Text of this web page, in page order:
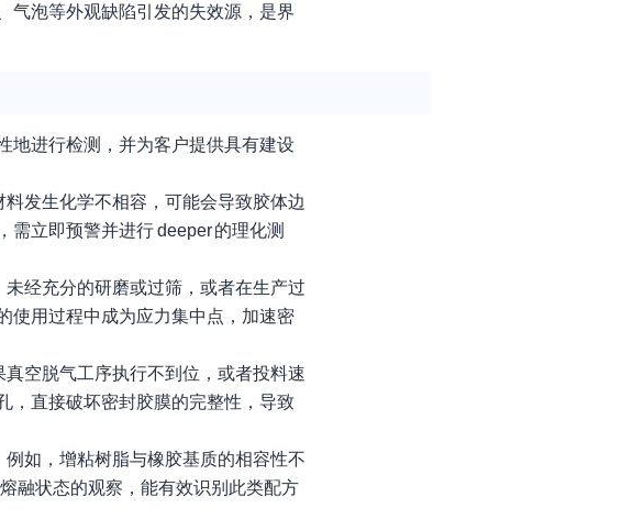
气泡等外观缺陷引发的失效源，是界
地进行检测，并为客户提供具有建设
发生化学不相容，可能会导致胶体边
立即预警并进行 deeper 的理化测
经充分的研磨或过筛，或者在生产过
使用过程中成为应力集中点，加速密
空脱气工序执行不到位，或者投料速
，直接破坏密封胶膜的完整性，导致
如，增粘树脂与橡胶基质的相容性不
融状态的观察，能有效识别此类配方